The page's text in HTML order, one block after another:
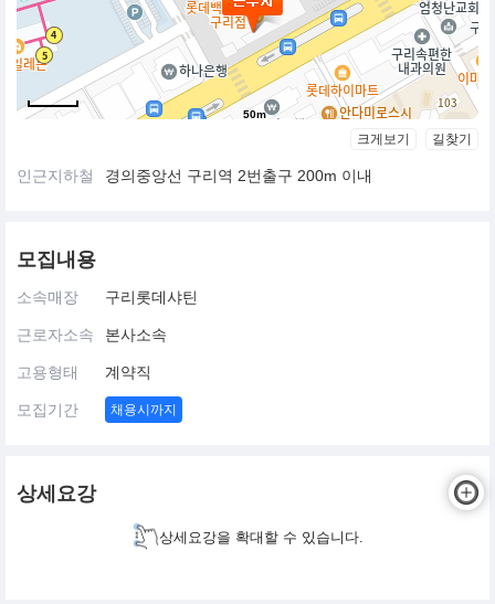
50m
크게보기 길찾기
인근지하철 경의중앙선 구리역 2번출구 200m 이내
모집내용
소속매장 구리롯데샤틴
근로자소속 본사소속
고용형태 계약직
모집기간 채용시까지
상세요강
상세요강을 확대할 수 있습니다.